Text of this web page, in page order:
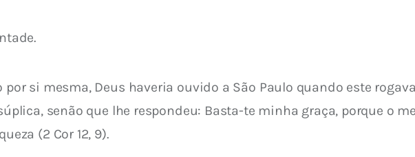
si mesma, Deus haveria ouvido a São Paulo quando este
senão que lhe respondeu: Basta-te minha graça, porque o
(2 Cor 12, 9).